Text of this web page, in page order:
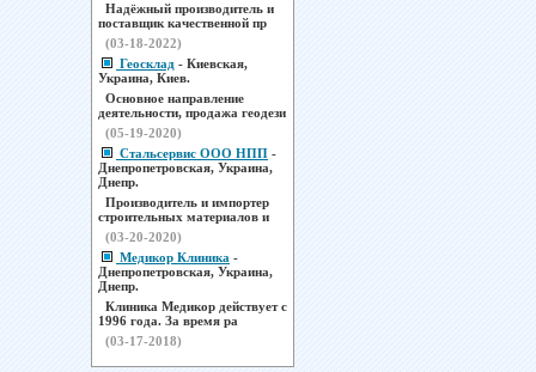
Надёжный производитель и
поставщик качественной пр
(03-18-2022)
Геосклад - Киевская,
Украина, Киев.
Основное направление
деятельности, продажа геодези
(05-19-2020)
Стальсервис ООО НПП -
Днепропетровская, Украина,
Днепр.
Производитель и импортер
строительных материалов и
(03-20-2020)
Медикор Клиника -
Днепропетровская, Украина,
Днепр.
Клиника Медикор действует с
1996 года. За время ра
(03-17-2018)